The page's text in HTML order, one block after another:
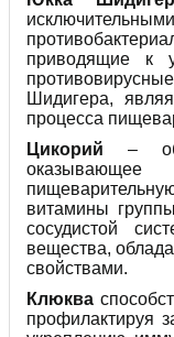
приводящие к
Шидигера,
процесса
Цикорий –
витамины
сосудистой
вещества,
свойствами.
Клюква
профилактируя